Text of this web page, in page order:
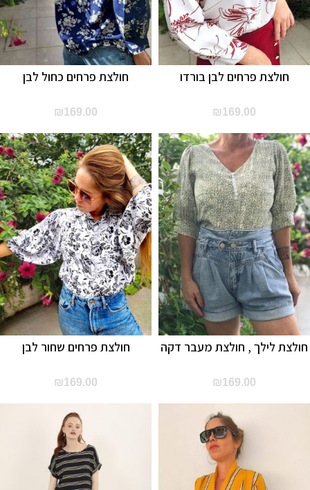
חולצת פרחים כחול לבן
₪169.00
חולצת פרחים לבן בורדו
₪169.00
חולצת פרחים שחור לבן
₪169.00
חולצת לילך , חולצת מעבר דקה
₪169.00